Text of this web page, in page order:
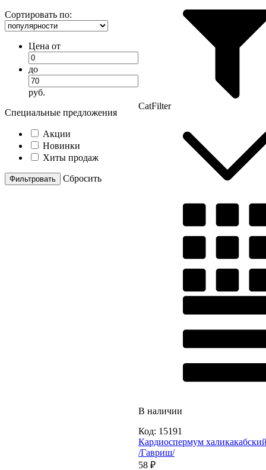
Сортировать по:
Цена от
до
руб.
Специальные предложения
Акции
Новинки
Хиты продаж
Cбросить
CatFilter
В наличии
Код: 15191
Кардиоспермум
/Гавриш/
58 ₽